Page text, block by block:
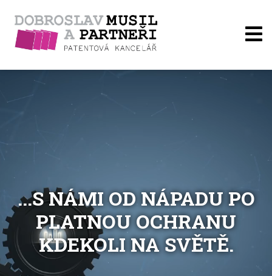
...S NÁMI OD NÁPADU PO
PLATNOU OCHRANU
KDEKOLI NA SVĚTĚ.